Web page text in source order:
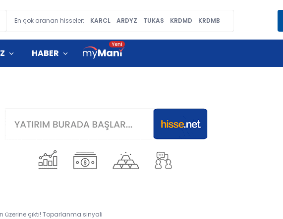
En çok aranan hisseler: KARCL ARDYZ TUKAS KRDMD KRDMB
HABER
üzerine çıktı! Toparlanma sinyali